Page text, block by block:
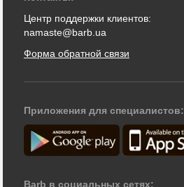
Центр поддержки клиентов:
namaste@barb.ua
Форма обратной связи
Приложения для специалистов:
Barb в социальных сетях: